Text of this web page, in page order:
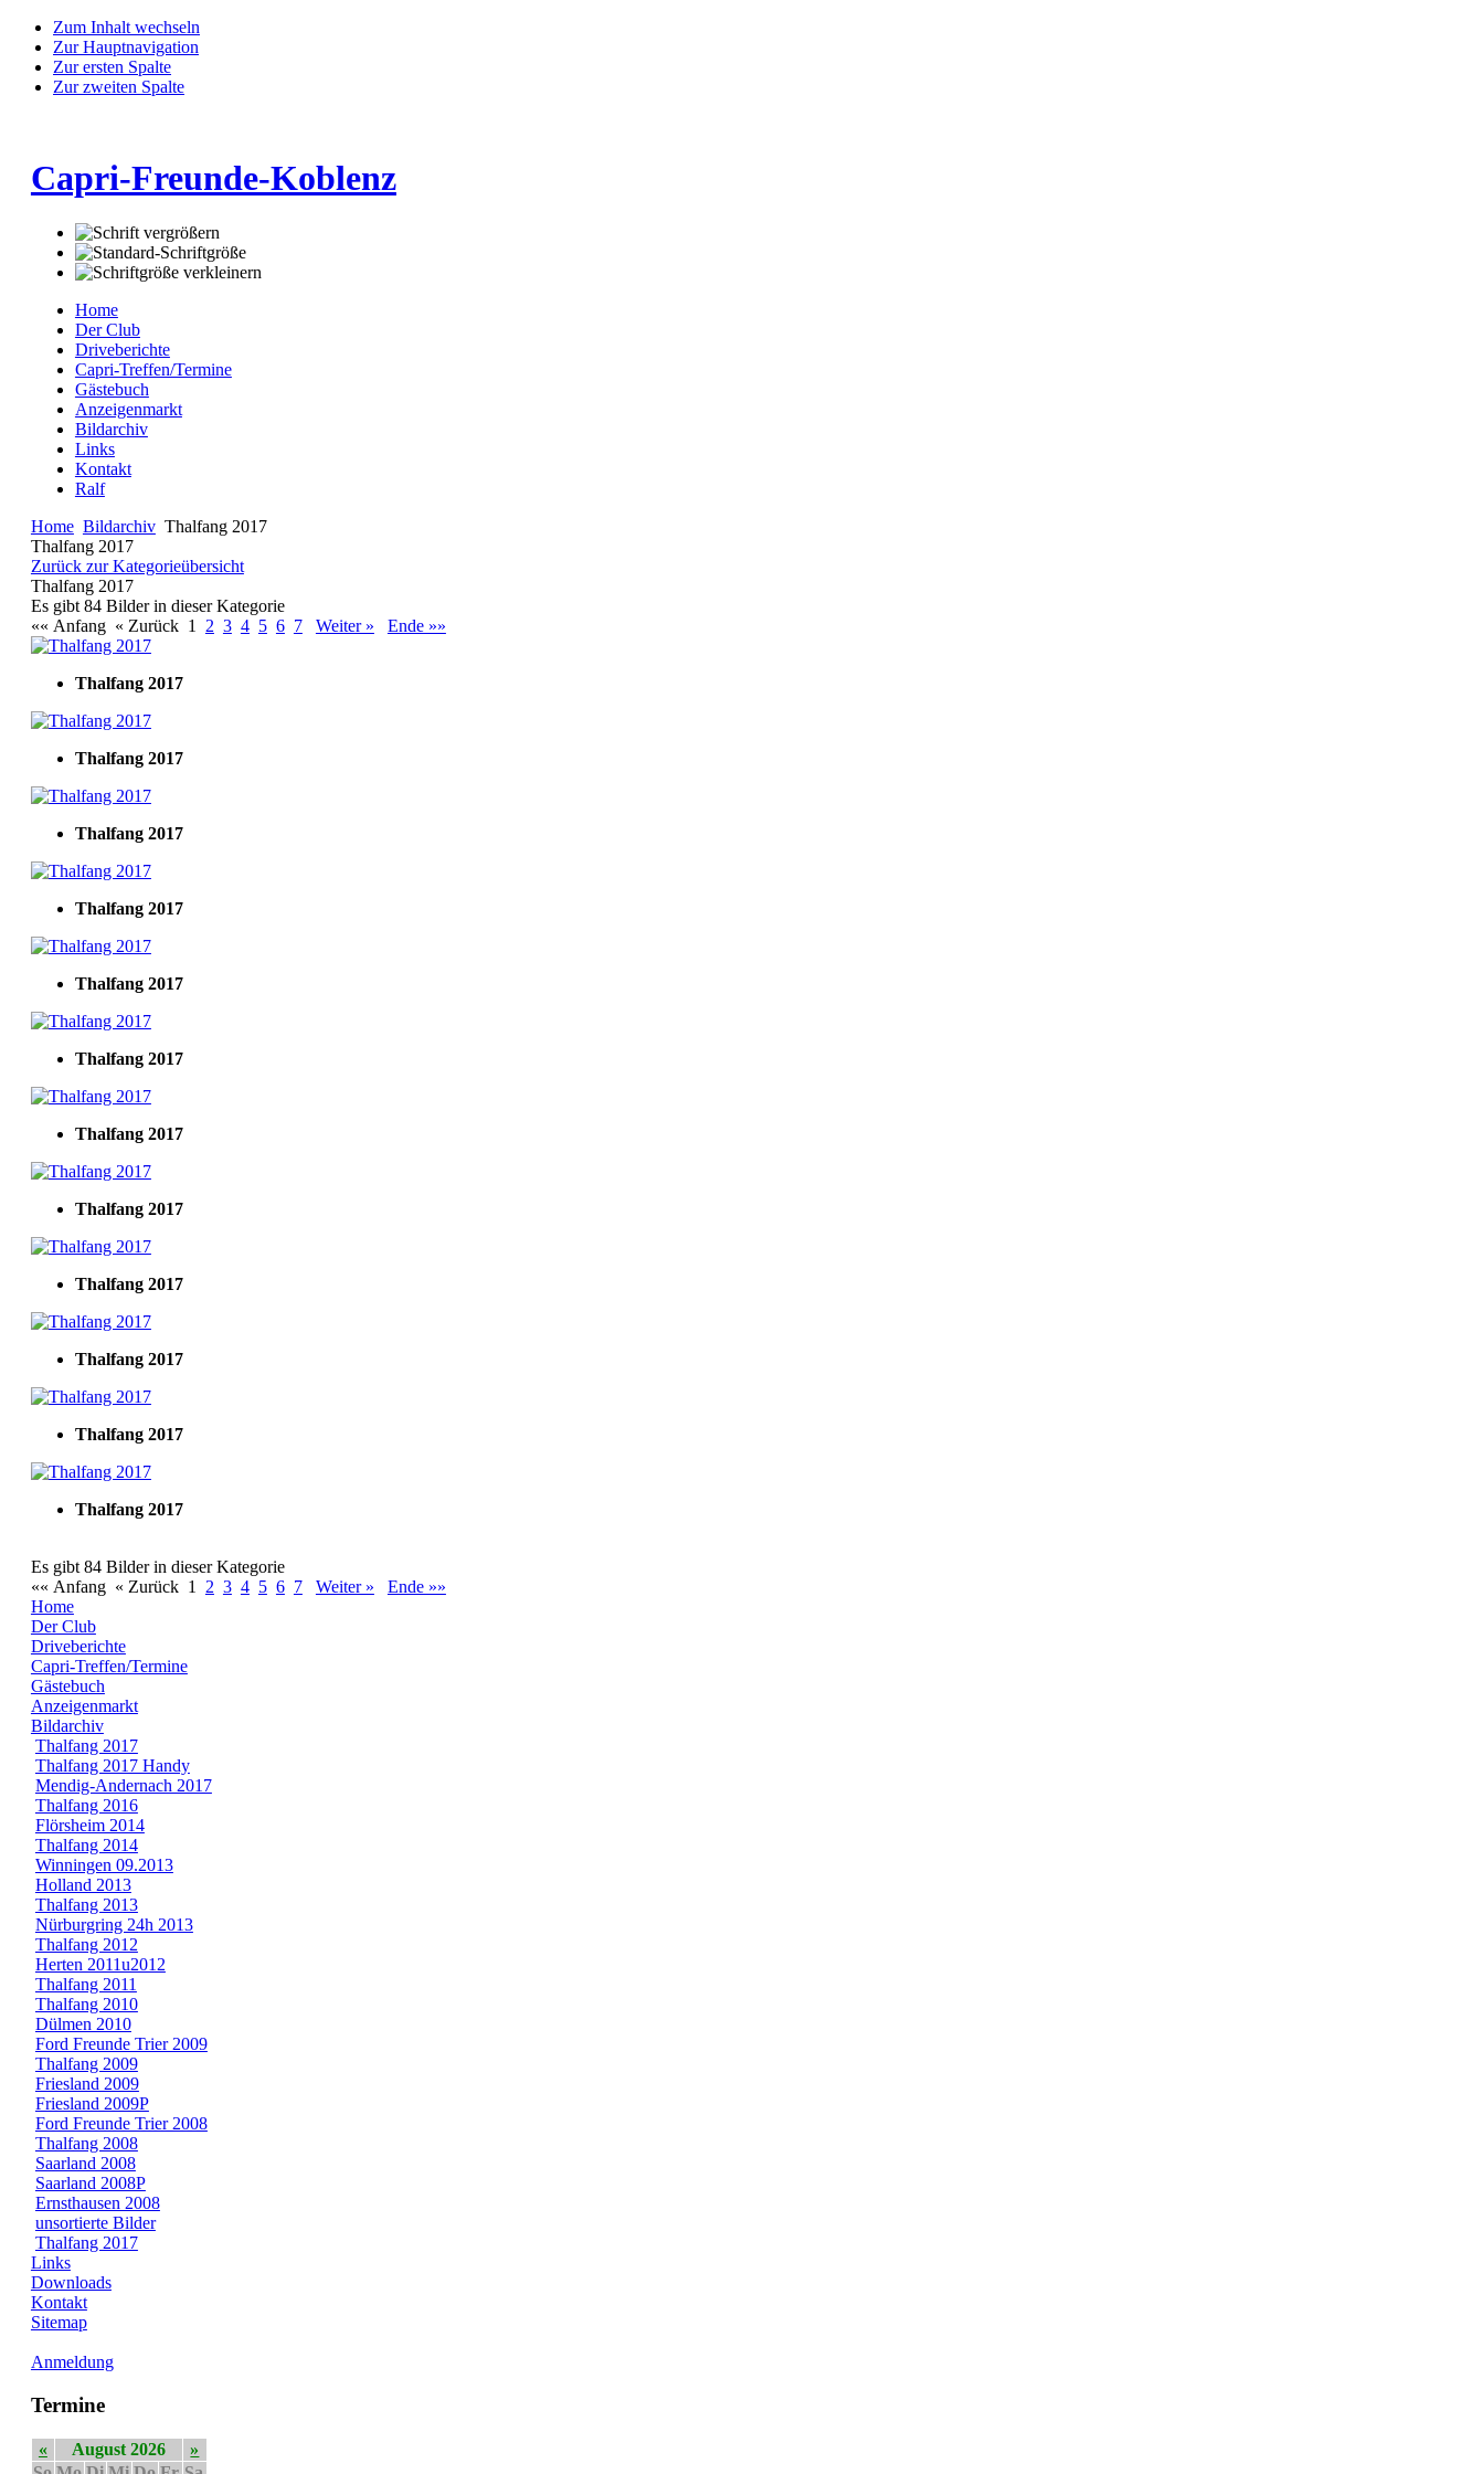
Zum Inhalt wechseln
Zur Hauptnavigation
Zur ersten Spalte
Zur zweiten Spalte
Capri-Freunde-Koblenz
Home
Der Club
Driveberichte
Capri-Treffen/Termine
Gästebuch
Anzeigenmarkt
Bildarchiv
Links
Kontakt
Ralf
Home Bildarchiv Thalfang 2017
Thalfang 2017
Zurück zur Kategorieübersicht
Thalfang 2017
Es gibt 84 Bilder in dieser Kategorie
«« Anfang « Zurück 1 2 3 4 5 6 7 Weiter » Ende »»
Thalfang 2017
Thalfang 2017
Thalfang 2017
Thalfang 2017
Thalfang 2017
Thalfang 2017
Thalfang 2017
Thalfang 2017
Thalfang 2017
Thalfang 2017
Thalfang 2017
Thalfang 2017
Es gibt 84 Bilder in dieser Kategorie
«« Anfang « Zurück 1 2 3 4 5 6 7 Weiter »
Ende »»
Home
Der Club
Driveberichte
Capri-Treffen/Termine
Gästebuch
Anzeigenmarkt
Bildarchiv
Thalfang 2017
Thalfang 2017 Handy
Mendig-Andernach 2017
Thalfang 2016
Flörsheim 2014
Thalfang 2014
Winningen 09.2013
Holland 2013
Thalfang 2013
Nürburgring 24h 2013
Thalfang 2012
Herten 2011u2012
Thalfang 2011
Thalfang 2010
Dülmen 2010
Ford Freunde Trier 2009
Thalfang 2009
Friesland 2009
Friesland 2009P
Ford Freunde Trier 2008
Thalfang 2008
Saarland 2008
Saarland 2008P
Ernsthausen 2008
unsortierte Bilder
Thalfang 2017
Links
Downloads
Kontakt
Sitemap
Anmeldung
Termine
« August 2026
»